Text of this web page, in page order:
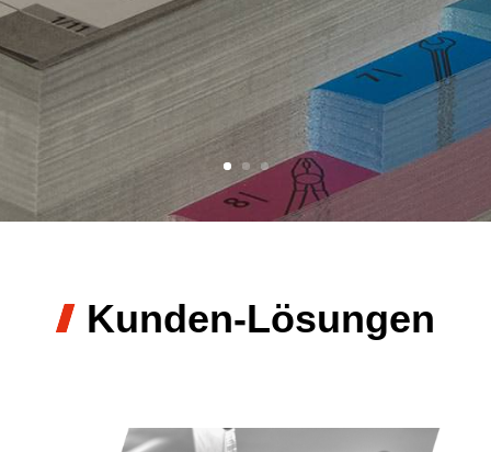
Kunden-Lösungen